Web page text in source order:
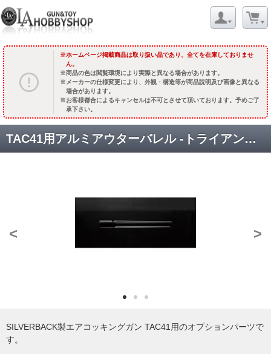
ホームページ掲載商品は取り扱い品であり、全てを在庫しておりませ
ん。
商品の色は閲覧環境により実際と異なる場合があります。
メーカーの仕様変更により、外観・構造等が商品説明及び画像と異なる
場合があります。
お客様都合によるキャンセルは不可とさせて頂いております。予めご了
承下さい。
TAC41用アルミアウターバレル -トライアンギュラー/510mm [SBA-OBL-38] [取寄]
< >
SILVERBACK製エアコッキングガン TAC41用のオプションパーツで
す。